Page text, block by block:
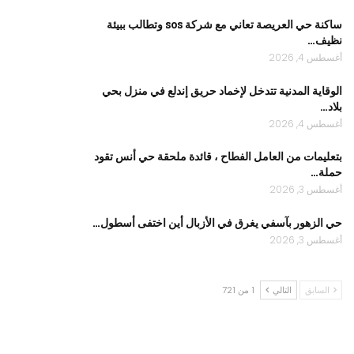
ساكنة حي العريصة تعاني مع شركة sos وتطالب ببيئة
نظيف…
أغسطس 4, 2026
الوقاية المدنية تتدخل لإخماد حريق إندلع في منزل بحي
بلاد…
أغسطس 4, 2026
بتعليمات من العامل الفطاح ، قائدة ملحقة حي أنس تقود
حملة…
أغسطس 3, 2026
حي الزهور بآسفي يغرق في الأزبال أين اختفى أسطول…
أغسطس 3, 2026
السابق التالي 1 من 721